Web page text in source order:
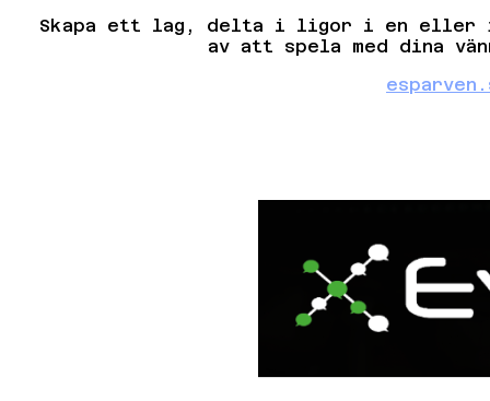
Skapa ett lag, delta i ligor i en eller
av att spela med dina